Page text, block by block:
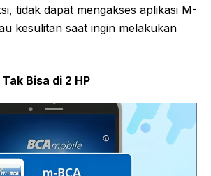
tidak dapat mengakses aplikasi M-
kesulitan saat ingin melakukan
Bisa di 2 HP